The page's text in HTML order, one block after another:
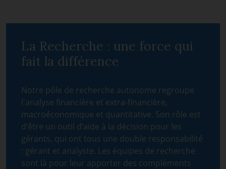
La Recherche : une force qui
fait la différence
Notre pôle de recherche autonome regroupe
l'analyse financière et extra-financière,
macroéconomique et quantitative. Son rôle est
d’être un outil d’aide à la décision pour les
gérants, qui ont tous une double responsabilité
: gérant et analyste. Les équipes de recherche
sont là pour leur apporter des compléments